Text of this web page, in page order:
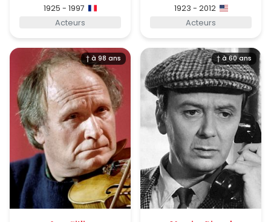
1925 - 1997
Acteurs
1923 - 2012
Acteurs
† à 98 ans † à 60 ans